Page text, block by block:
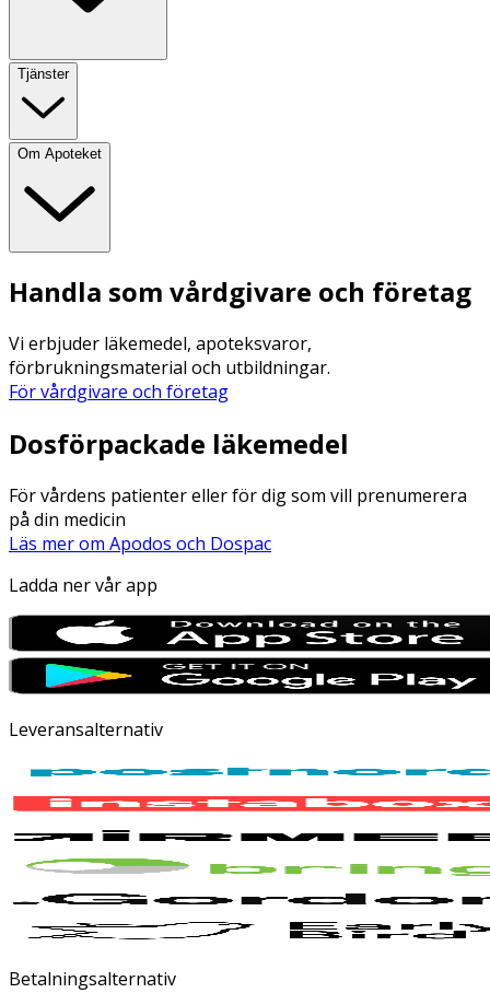
Tjänster
Om Apoteket
Handla som vårdgivare och företag
Vi erbjuder läkemedel, apoteksvaror,
förbrukningsmaterial och utbildningar.
För vårdgivare och företag
Dosförpackade läkemedel
För vårdens patienter eller för dig som vill prenumerera
på din medicin
Läs mer om Apodos och Dospac
Ladda ner vår app
Leveransalternativ
Betalningsalternativ